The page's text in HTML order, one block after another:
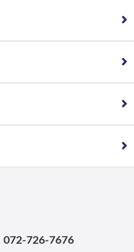
072-726-7676